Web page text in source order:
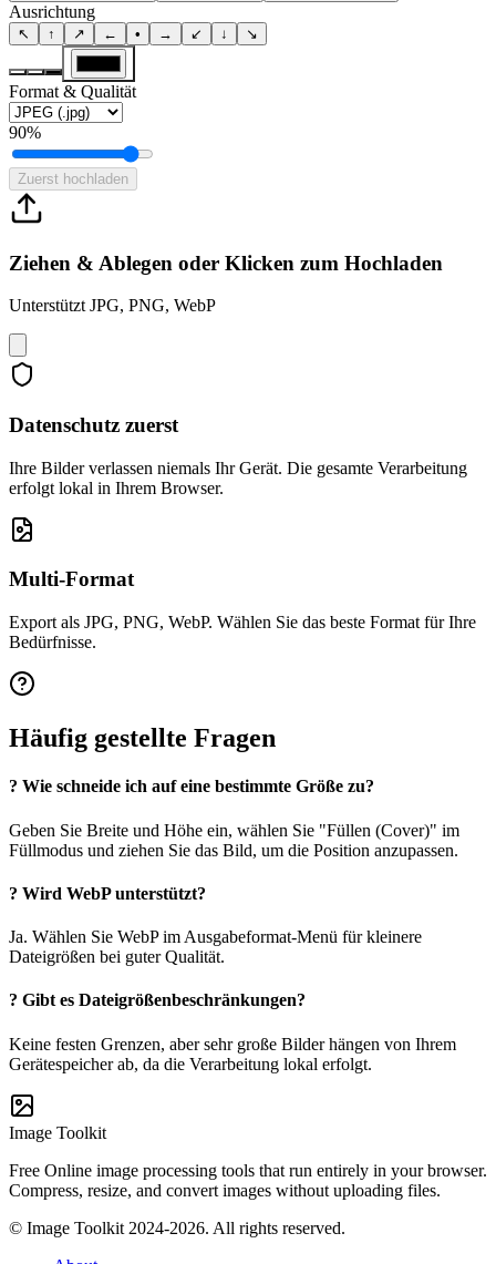
Ausrichtung
↖ ↑ ↗ ← • → ↙ ↓ ↘
Format & Qualität
90%
Zuerst hochladen
Ziehen & Ablegen oder Klicken zum Hochladen
Unterstützt JPG, PNG, WebP
Datenschutz zuerst
Ihre Bilder verlassen niemals Ihr Gerät. Die gesamte Verarbeitung
erfolgt lokal in Ihrem Browser.
Multi-Format
Export als JPG, PNG, WebP. Wählen Sie das beste Format für Ihre
Bedürfnisse.
Häufig gestellte Fragen
? Wie schneide ich auf eine bestimmte Größe zu?
Geben Sie Breite und Höhe ein, wählen Sie "Füllen (Cover)" im
Füllmodus und ziehen Sie das Bild, um die Position anzupassen.
? Wird WebP unterstützt?
Ja. Wählen Sie WebP im Ausgabeformat-Menü für kleinere
Dateigrößen bei guter Qualität.
? Gibt es Dateigrößenbeschränkungen?
Keine festen Grenzen, aber sehr große Bilder hängen von Ihrem
Gerätespeicher ab, da die Verarbeitung lokal erfolgt.
Image Toolkit
Free Online image processing tools that run entirely in your browser.
Compress, resize, and convert images without uploading files.
© Image Toolkit 2024-2026. All rights reserved.